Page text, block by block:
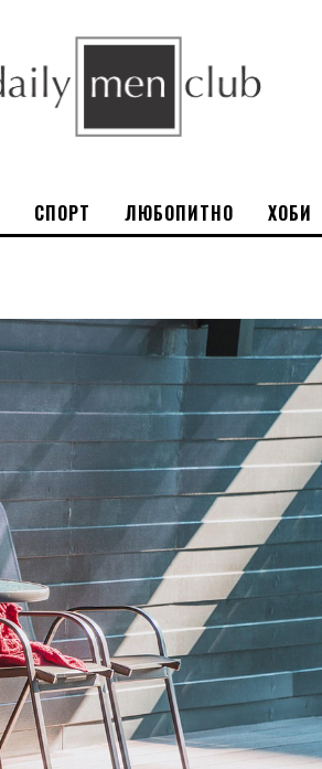
СПОРТ ЛЮБОПИТНО ХОБИ